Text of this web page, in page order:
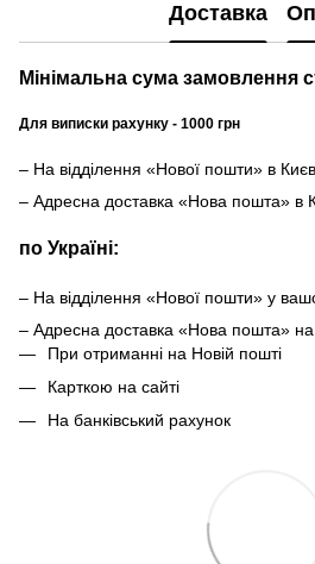
Доставка
Мінімальна сума замовлення
Для виписки рахунку - 1000 грн
– На відділення «Нової пошти» в
– Адресна доставка «Нова пошта» в
по Україні:
– На відділення «Нової пошти» у
– Адресна доставка «Нова пошта»
При отриманні на Новій пошті
Карткою на сайті
На банківський рахунок